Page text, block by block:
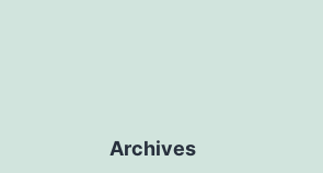
Archives